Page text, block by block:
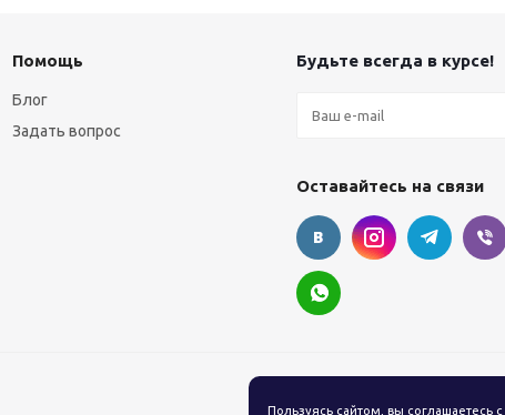
Пользуясь сайтом, вы соглашаетесь с
Помощь
Блог
Задать вопрос
Будьте всегда в курсе!
Оставайтесь на связи